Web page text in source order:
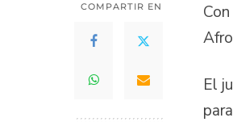
COMPARTIR EN
El